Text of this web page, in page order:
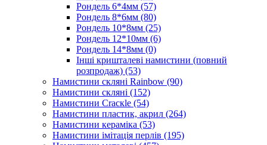
Рондель 6*4мм (57)
Рондель 8*6мм (80)
Рондель 10*8мм (25)
Рондель 12*10мм (6)
Рондель 14*8мм (0)
Інші кришталеві намистини (повний
розпродаж) (53)
Намистини скляні Rainbow (90)
Намистини скляні (152)
Намистини Cracкle (54)
Намистини пластик, акрил (264)
Намистини кераміка (53)
Намистини імітація перлів (195)